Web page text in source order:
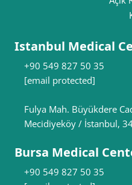
Istanbul Medical
+90 549 827 50 35
[email protected]
Fulya Mah. Büyükdere
Mecidiyeköy / İstanbul,
Bursa Medical
+90 549 827 50 35